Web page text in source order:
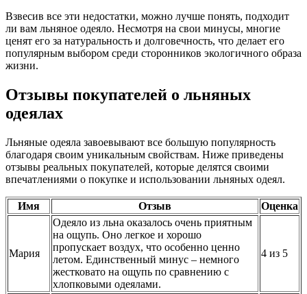
Взвесив все эти недостатки, можно лучше понять, подходит
ли вам льняное одеяло. Несмотря на свои минусы, многие
ценят его за натуральность и долговечность, что делает его
популярным выбором среди сторонников экологичного образа
жизни.
Отзывы покупателей о льняных
одеялах
Льняные одеяла завоевывают все большую популярность
благодаря своим уникальным свойствам. Ниже приведены
отзывы реальных покупателей, которые делятся своими
впечатлениями о покупке и использовании льняных одеял.
Имя Отзыв Оценка
Мария
Одеяло из льна оказалось очень приятным
на ощупь. Оно легкое и хорошо
пропускает воздух, что особенно ценно
летом. Единственный минус – немного
жестковато на ощупь по сравнению с
хлопковыми одеялами.
4 из 5